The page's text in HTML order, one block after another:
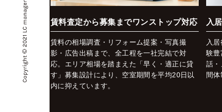
賃料査定から募集までワンストップ対応
賃料の相場調査・リフォーム提案・写真撮
影・広告出稿まで、全工程を一社完結で対
応。エリア相場を踏まえた「早く・適正に貸
す」募集設計により、空室期間を平均20日以
内に抑えています。
入
入
験豊
話・
間体